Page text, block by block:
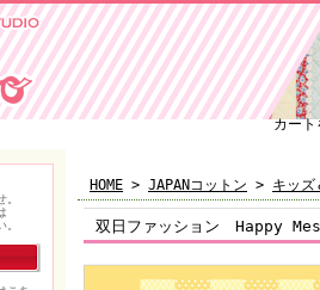
カート
HOME > JAPANコットン > キッズ
双日ファッション Happy